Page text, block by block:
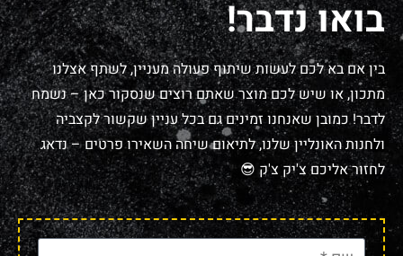
בואו נדבר!
בין אם בא לכם לעשות שיתוף פעולה מעניין, לשתף אצלנו
מתכון, או שיש לכם מוצר שאתם רוצים שנסקור כאן – נשמח
לדבר! כמובן שאנחנו זמינים גם בכל עניין שקשור לקצביה
ולחנות האונליין שלנו, לתיאום שיחה השאירו פרטים – נדאג
לחזור אליכם צ'יק צ'ק 😎